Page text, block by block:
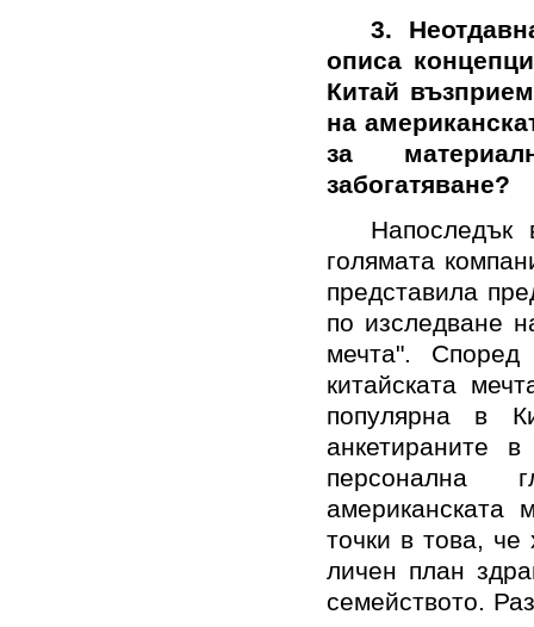
3.
описа
Китай
на
за
забогатяване?
голямата
представила
по изследване
мечта".
китайската
популярна в
анкетираните
персонална
американската
точки в това, че
личен план
семейството.